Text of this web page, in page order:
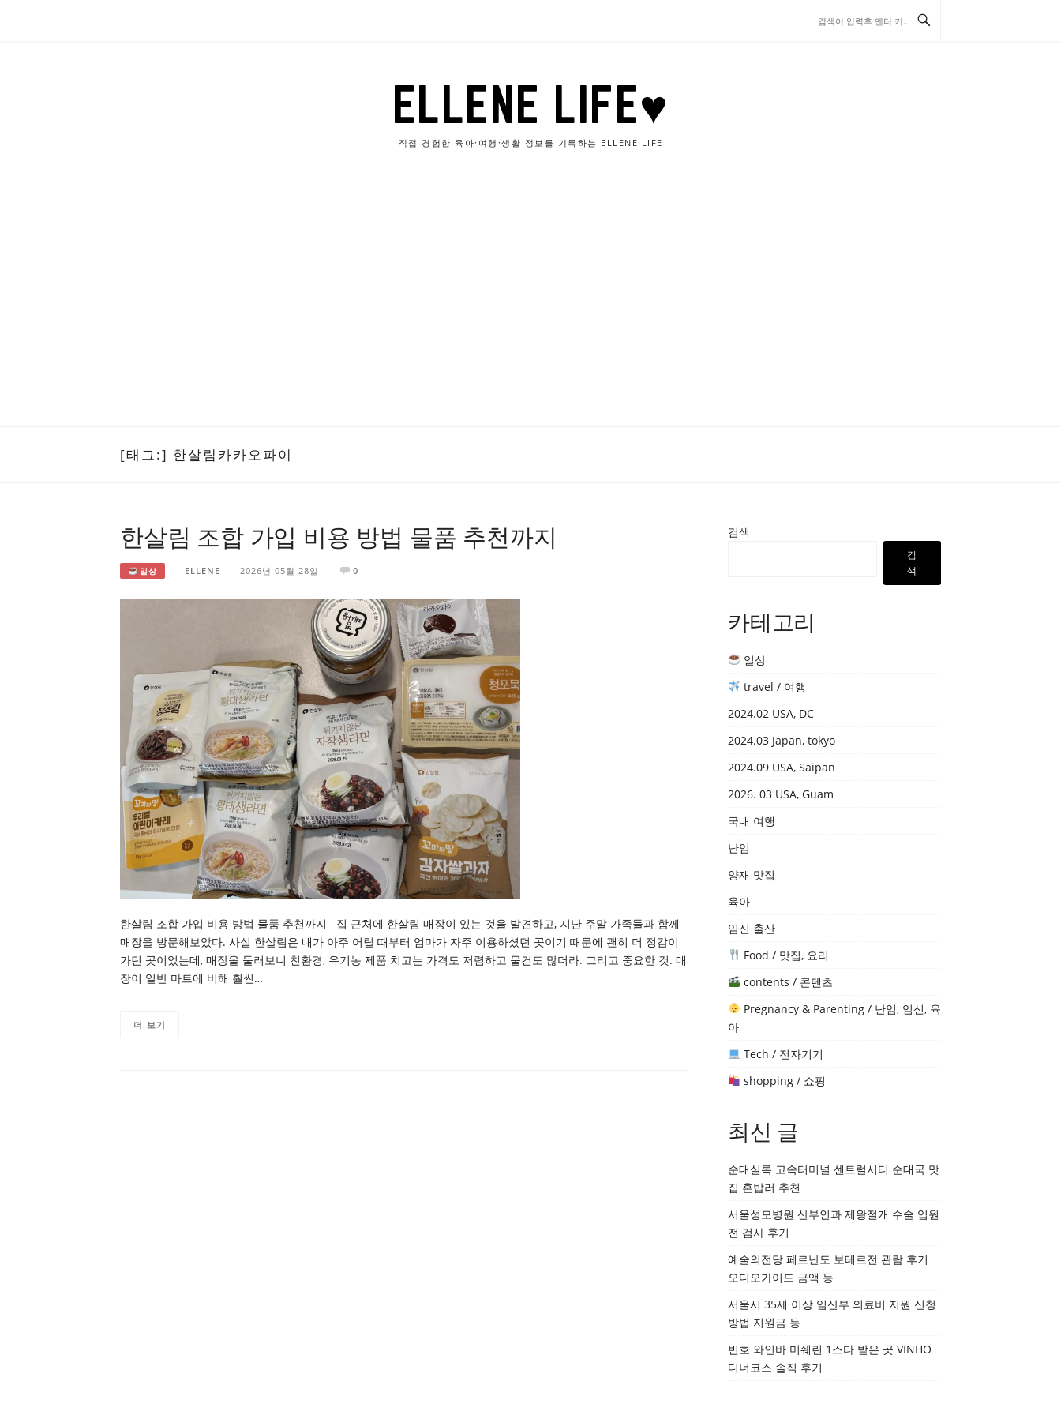
ELLENE LIFE♥
직접 경험한 육아·여행·생활 정보를 기록하는 ELLENE LIFE
[태그:] 한살림카카오파이
한살림 조합 가입 비용 방법 물품 추천까지
일상 ELLENE 2026년 05월 28일 0
한살림 조합 가입 비용 방법 물품 추천까지 집 근처에 한살림 매장이 있는 것을 발견하고, 지난 주말 가족들과 함께
매장을 방문해보았다. 사실 한살림은 내가 아주 어릴 때부터 엄마가 자주 이용하셨던 곳이기 때문에 괜히 더 정감이
가던 곳이었는데, 매장을 둘러보니 친환경, 유기농 제품 치고는 가격도 저렴하고 물건도 많더라. 그리고 중요한 것. 매
장이 일반 마트에 비해 훨씬…
더 보기
검색
검
색
카테고리
일상
travel / 여행
2024.02 USA, DC
2024.03 Japan, tokyo
2024.09 USA, Saipan
2026. 03 USA, Guam
국내 여행
난임
양재 맛집
육아
임신 출산
Food / 맛집, 요리
contents / 콘텐츠
Pregnancy & Parenting / 난임, 임신, 육
아
Tech / 전자기기
shopping / 쇼핑
최신 글
순대실록 고속터미널 센트럴시티 순대국 맛
집 혼밥러 추천
서울성모병원 산부인과 제왕절개 수술 입원
전 검사 후기
예술의전당 페르난도 보테르전 관람 후기
오디오가이드 금액 등
서울시 35세 이상 임산부 의료비 지원 신청
방법 지원금 등
빈호 와인바 미쉐린 1스타 받은 곳 VINHO
디너코스 솔직 후기